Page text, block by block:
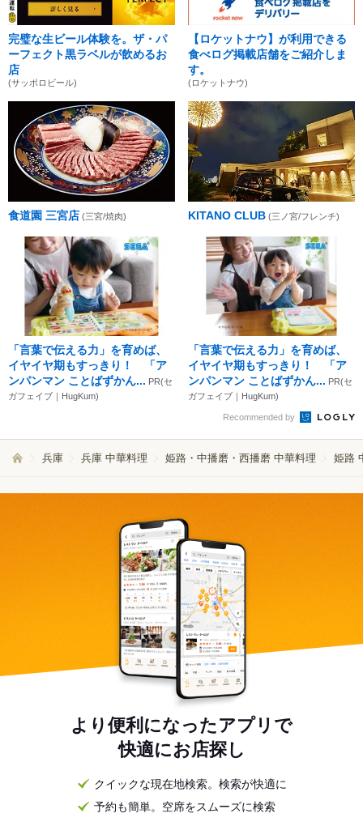
完璧な生ビール体験を。ザ・パ
ーフェクト黒ラベルが飲めるお
店
(サッポロビール)
【ロケットナウ】が利用できる
食べログ掲載店舗をご紹介しま
す。
(ロケットナウ)
食道園 三宮店 (三宮/焼肉) KITANO CLUB (三ノ宮/フレンチ)
「言葉で伝える力」を育めば、
イヤイヤ期もすっきり！ 「ア
ンパンマン ことばずかん... PR(セ
ガフェイブ｜HugKum)
「言葉で伝える力」を育めば、
イヤイヤ期もすっきり！ 「ア
ンパンマン ことばずかん... PR(セ
ガフェイブ｜HugKum)
Recommended by
兵庫 兵庫 中華料理 姫路・中播磨・西播磨 中華料理 姫路
より便利になったアプリで
快適にお店探し
クイックな現在地検索。検索が快適に
予約も簡単。空席をスムーズに検索